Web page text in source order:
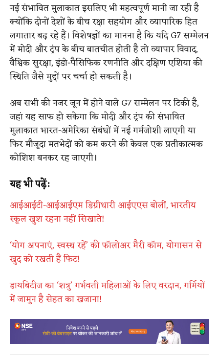
नई संभावित मुलाकात इसलिए भी महत्वपूर्ण मानी जा रही है
क्योंकि दोनों देशों के बीच रक्षा सहयोग और व्यापारिक हित
लगातार बढ़ रहे हैं। विशेषज्ञों का मानना है कि यदि G7 सम्मेलन
में मोदी और ट्रंप के बीच बातचीत होती है तो व्यापार विवाद,
वैश्विक सुरक्षा, इंडो-पैसिफिक रणनीति और दक्षिण एशिया की
स्थिति जैसे मुद्दों पर चर्चा हो सकती है।
अब सभी की नजर जून में होने वाले G7 सम्मेलन पर टिकी है,
जहां यह साफ हो सकेगा कि मोदी और ट्रंप की संभावित
मुलाकात भारत-अमेरिका संबंधों में नई गर्मजोशी लाएगी या
फिर मौजूदा मतभेदों को कम करने की केवल एक प्रतीकात्मक
कोशिश बनकर रह जाएगी।
यह भी पढ़ें:
आईआईटी-आईआईएम डिग्रीधारी आईएएस बोलीं, भारतीय
स्कूल खुश रहना नहीं सिखाते!
‘योग अपनाएं, स्वस्थ रहें’ की फॉलोअर मैरी कॉम, योगासन से
खुद को रखती हैं फिट!
डायबिटीज का ‘शत्रु’ गर्भवती महिलाओं के लिए वरदान, गर्मियों
में जामुन है सेहत का खजाना!